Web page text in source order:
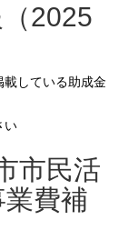
2025
している助成金
い
市民活
費補